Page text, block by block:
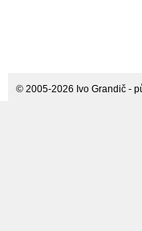
© 2005-2026 Ivo Grandič -